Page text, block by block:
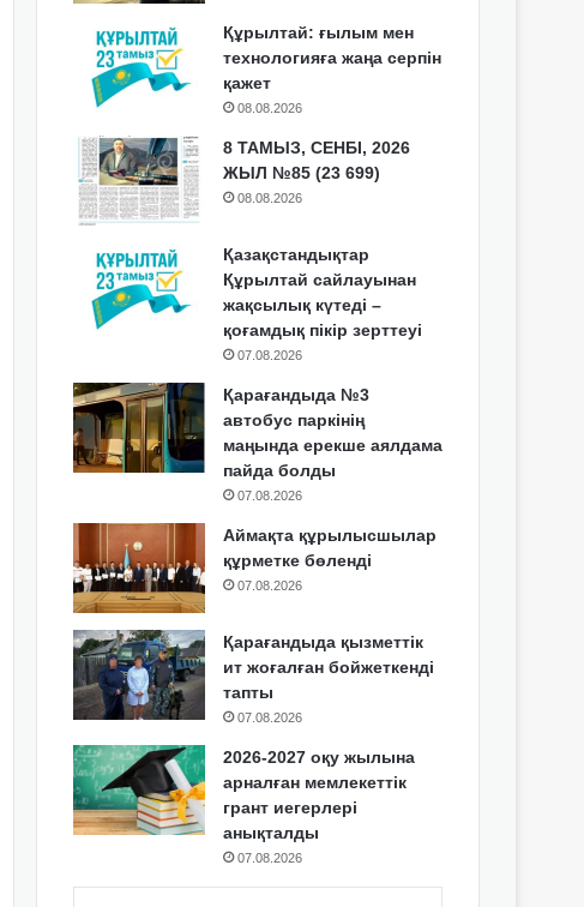
Құрылтай: ғылым мен
технологияға жаңа серпін
қажет
08.08.2026
8 ТАМЫЗ, СЕНБІ, 2026
ЖЫЛ №85 (23 699)
08.08.2026
Қазақстандықтар
Құрылтай сайлауынан
жақсылық күтеді –
қоғамдық пікір зерттеуі
07.08.2026
Қарағандыда №3
автобус паркінің
маңында ерекше аялдама
пайда болды
07.08.2026
Аймақта құрылысшылар
құрметке бөленді
07.08.2026
Қарағандыда қызметтік
ит жоғалған бойжеткенді
тапты
07.08.2026
2026-2027 оқу жылына
арналған мемлекеттік
грант иегерлері
анықталды
07.08.2026